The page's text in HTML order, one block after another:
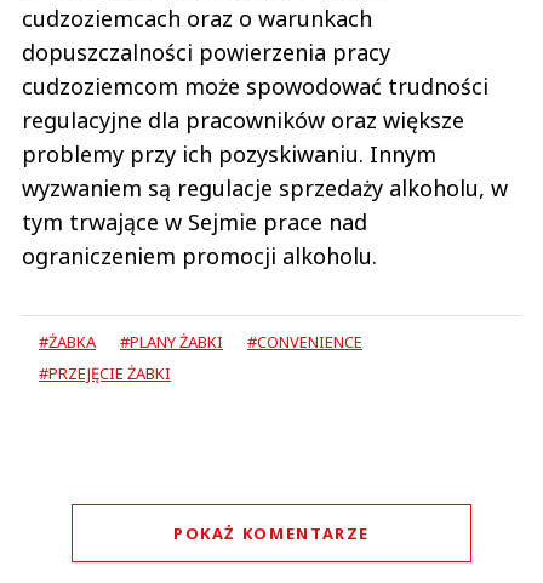
cudzoziemcach oraz o warunkach
dopuszczalności powierzenia pracy
cudzoziemcom może spowodować trudności
regulacyjne dla pracowników oraz większe
problemy przy ich pozyskiwaniu. Innym
wyzwaniem są regulacje sprzedaży alkoholu, w
tym trwające w Sejmie prace nad
ograniczeniem promocji alkoholu.
#ŻABKA #PLANY ŻABKI
#CONVENIENCE
#PRZEJĘCIE ŻABKI
POKAŻ KOMENTARZE